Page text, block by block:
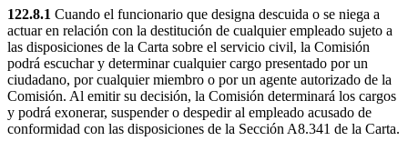
122.8.1 Cuando el funcionario que designa descuida o se niega a
actuar en relación con la destitución de cualquier empleado sujeto a
las disposiciones de la Carta sobre el servicio civil, la Comisión
podrá escuchar y determinar cualquier cargo presentado por un
ciudadano, por cualquier miembro o por un agente autorizado de la
Comisión. Al emitir su decisión, la Comisión determinará los cargos
y podrá exonerar, suspender o despedir al empleado acusado de
conformidad con las disposiciones de la Sección A8.341 de la Carta.